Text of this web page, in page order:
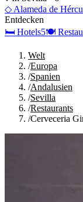
◇ Alameda de
Entdecken
🛏 Hotels5🍽
Welt
/Europa
/Spanien
/Andalusien
/Sevilla
/Restaurants
/Cerveceria